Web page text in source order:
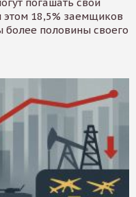
18,5% заемщиков
половины своего